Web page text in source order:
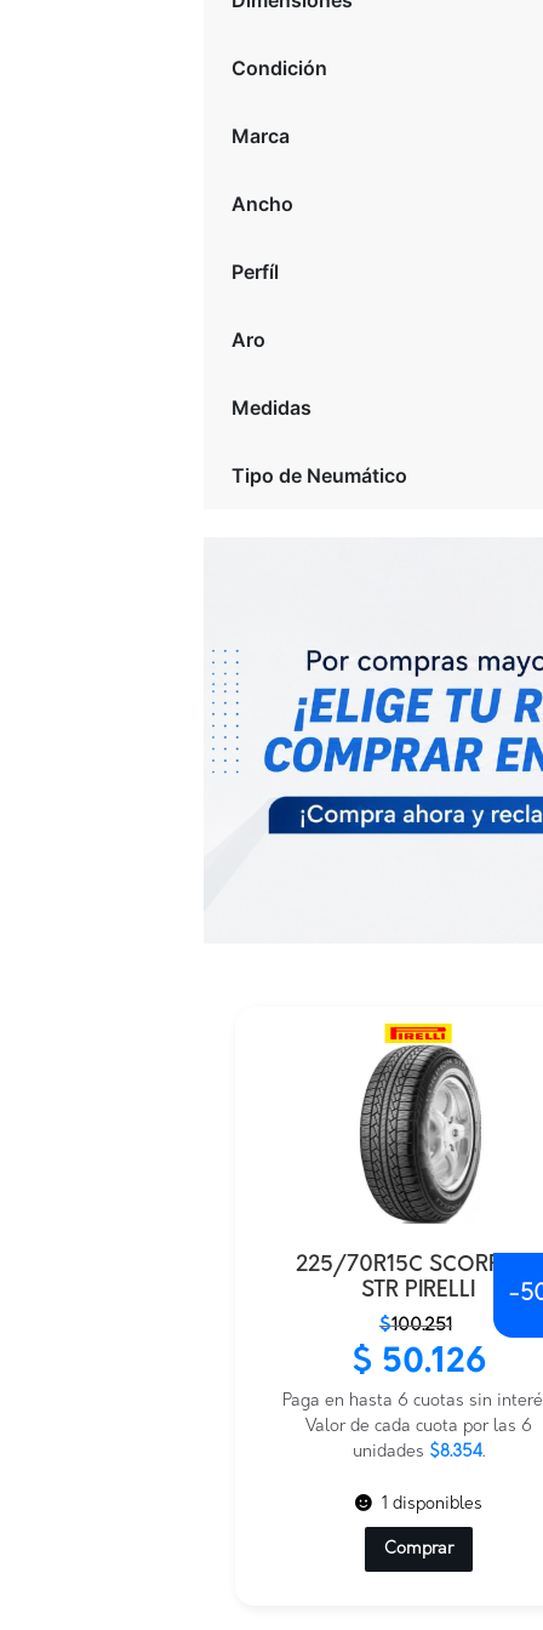
Condición
Marca
Ancho
Perfíl
Aro
Medidas
Tipo de Neumático
225/70R15C SCORPION
STR PIRELLI
$100.251
era:
$100.251.
es:
$50.126.
$ 50.126
Paga en hasta 6 cuotas sin
Valor de cada cuota por las 6
unidades $8.354.
-
1 disponibles
Comprar